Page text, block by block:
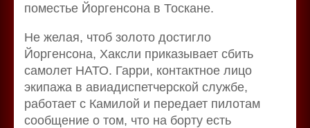
поместье Йоргенсона в Тоскане.
Не желая, чтоб золото достигло
Йоргенсона, Хаксли приказывает сбить
самолет НАТО. Гарри, контактное лицо
экипажа в авиадиспетчерской службе,
работает с Камилой и передает пилотам
сообщение о том, что на борту есть